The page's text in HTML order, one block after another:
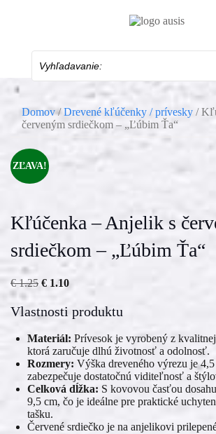
Domov/Drevené kľúčenky / prívesky /
červeným srdiečkom – „Ľúbim Ťa“
ZĽAVA!
Kľúčenka – Anjelik s
srdiečkom – „Ľúbim Ťa“
€1.25 Pôvodná
bola:
€ 1.25.
€ 1.10Aktuálna
je:
€ 1.10.
Vlastnosti produktu
Materiál: Prívesok je vyrobený z
ktorá zaručuje dlhú životnosť a odolnosť.
Rozmery: Výška dreveného výrezu je
zabezpečuje dostatočnú viditeľnosť a
Celková dĺžka: S kovovou časťou
9,5 cm, čo je ideálne pre praktické
tašku.
Červené srdiečko je na anjelikovi